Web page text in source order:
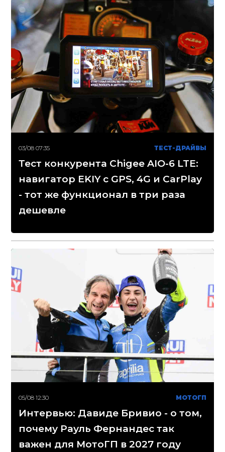
03/08 07:35 ТЕСТ-ДРАЙВЫ
Тест конкурента Chigee AIO-6 LTE:
навигатор EKIY с GPS, 4G и CarPlay
- тот же функционал в три раза
дешевле
05/08 12:30 МОТОГП
Интервью: Давиде Бривио - о том,
почему Рауль Фернандес так
важен для МотоГП в 2027 году